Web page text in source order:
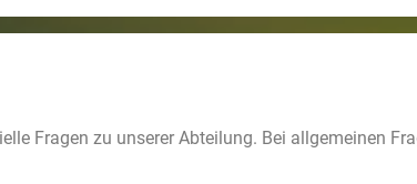
Fragen zu unserer Abteilung. Bei allgemeinen